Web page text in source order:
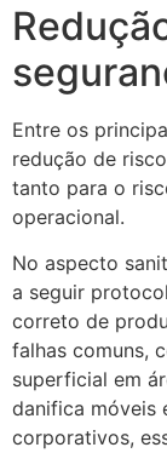
Entre os
redução de
tanto para o
operacional.
No aspecto
a seguir
correto de
falhas comuns,
superficial em
danifica móveis
corporativos,